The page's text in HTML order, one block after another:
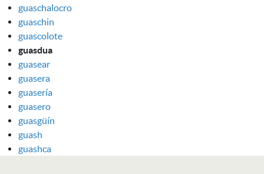
guaschalocro
guaschin
guascolote
guasdua
guasear
guasera
guasería
guasero
guasgüín
guash
guashca